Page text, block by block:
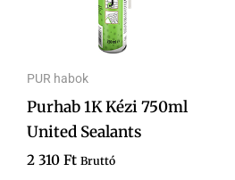
PUR habok
Purhab 1K Kézi 750ml
United Sealants
2 310 Ft Bruttó